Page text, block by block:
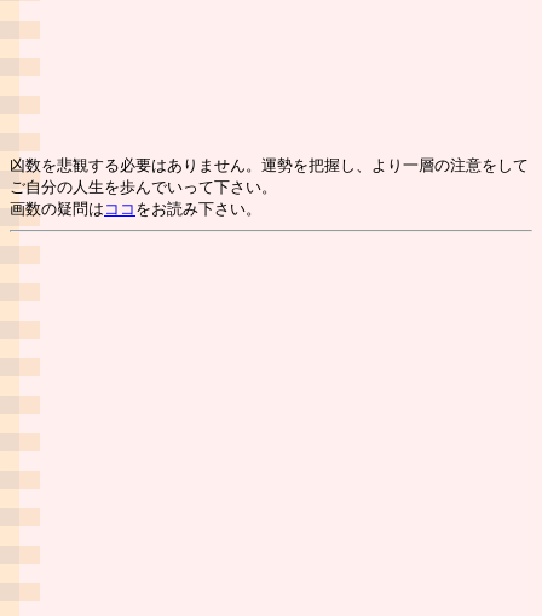
凶数を悲観する必要はありません。運勢を把握し、より一層の注意をして
ご自分の人生を歩んでいって下さい。
画数の疑問は ココ をお読み下さい。